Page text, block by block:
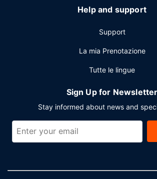
24 ore su 24 a pagamento; inoltre, in loco
Help and support
Support
La mia Prenotazione
Tutte le lingue
Sign Up for Newsletter
Stay informed about news and